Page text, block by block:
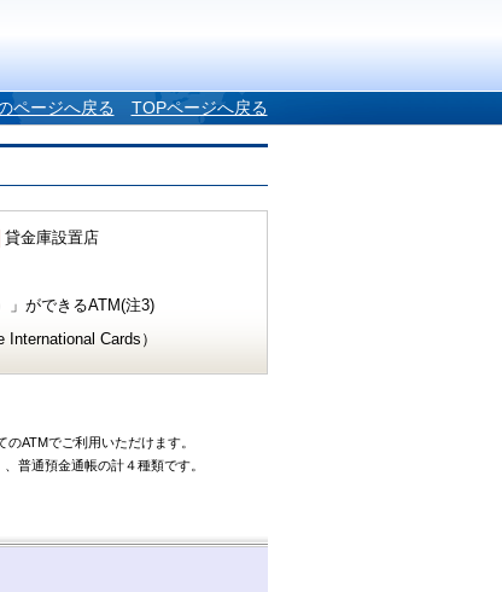
ページへ戻る TOPページへ戻る
貸金庫設置店
」ができるATM(注3)
Cards）
ATMでご利用いただけます。
普通預金通帳の計４種類です。